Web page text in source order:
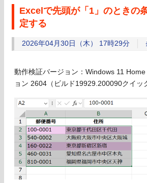
Excelで先頭が「1」のときの
定する
2026年04月30日（木） 17時29分
動作検証バージョン：Windows 11
ョン 2604（ビルド19929.200090クイッ